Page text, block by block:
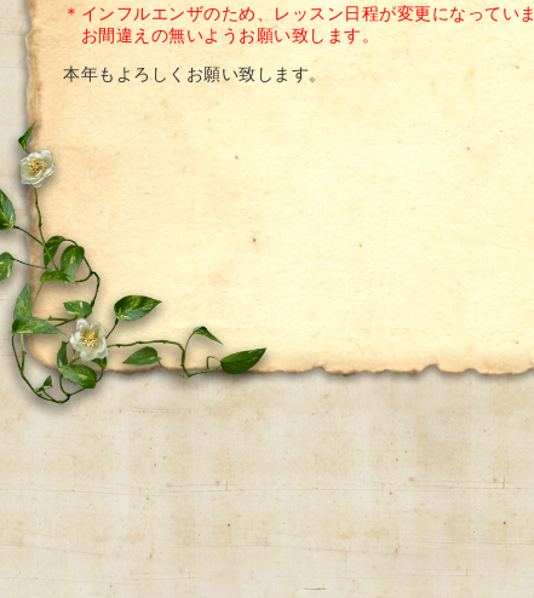
＊インフルエンザのため、レッスン日程が変更になってい
お間違えの無いようお願い致します。
本年もよろしくお願い致します。